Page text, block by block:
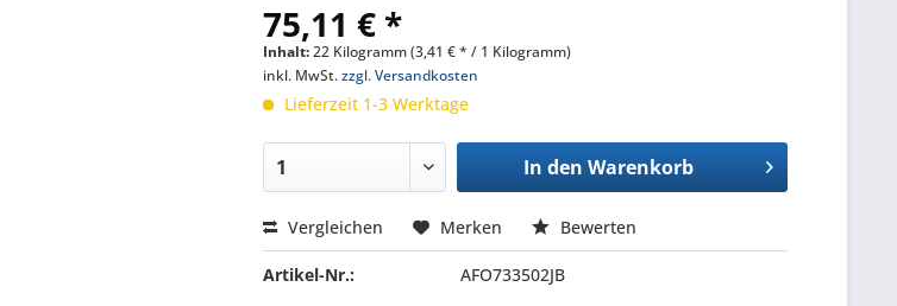
75,11 € *
Inhalt:22 Kilogramm (3,41 € * / 1 Kilogramm)
inkl. MwSt.zzgl. Versandkosten
Lieferzeit 1-3 Werktage
In den Warenkorb
Vergleichen Merken Bewerten
Artikel-Nr.: AFO733502JB